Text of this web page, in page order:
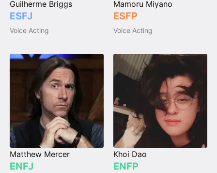
Guilherme Briggs
ESFJ
Voice Acting
Mamoru Miyano
ESFP
Voice Acting
Matthew Mercer
ENFJ
Khoi Dao
ENFP